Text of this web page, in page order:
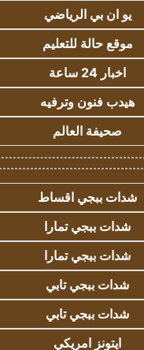
يو ان بي الرياضي
موقع حالة للتعليم
اخبار 24 ساعة
هيدب فنون وترفيه
صحيفة العالم
شدات ببجي اقساط
شدات ببجي تمارا
شدات ببجي تمارا
شدات ببجي تابي
شدات ببجي تابي
ايتونز امريكي